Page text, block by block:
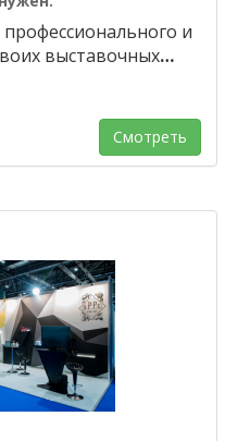
и
выставочных…
Смотреть